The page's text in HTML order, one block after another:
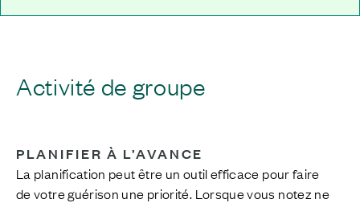
Activité de groupe
PLANIFIER À L’AVANCE
La planification peut être un outil efficace pour faire
de votre guérison une priorité. Lorsque vous notez ne